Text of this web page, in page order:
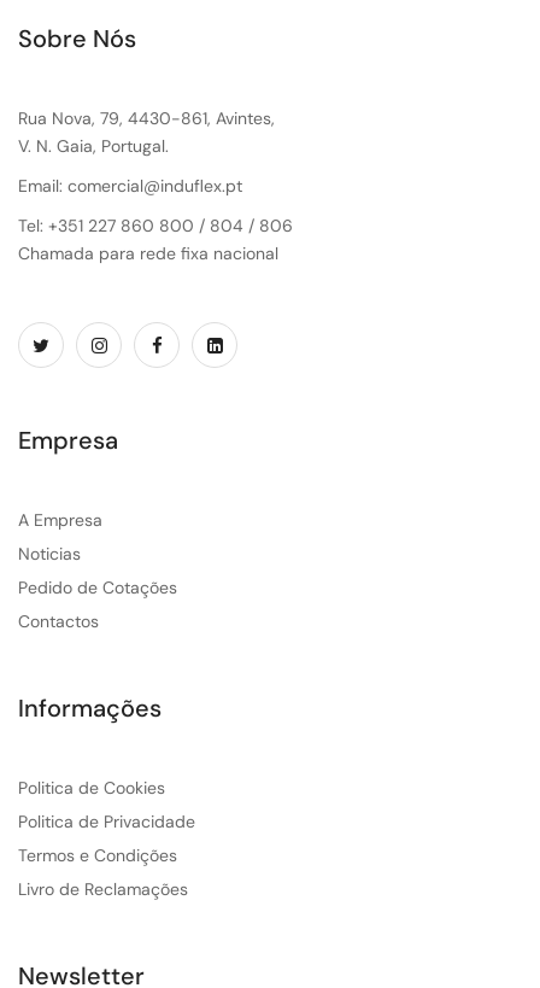
Sobre Nós
Rua Nova, 79, 4430-861, Avintes,
V. N. Gaia, Portugal.
Email: comercial@induflex.pt
Tel: +351 227 860 800 / 804 / 806
Chamada para rede fixa nacional
Empresa
A Empresa
Noticias
Pedido de Cotações
Contactos
Informações
Politica de Cookies
Politica de Privacidade
Termos e Condições
Livro de Reclamações
Newsletter